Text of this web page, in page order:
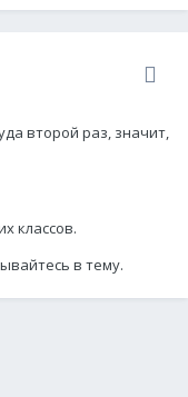
второй раз, значит,
классов.
в тему.